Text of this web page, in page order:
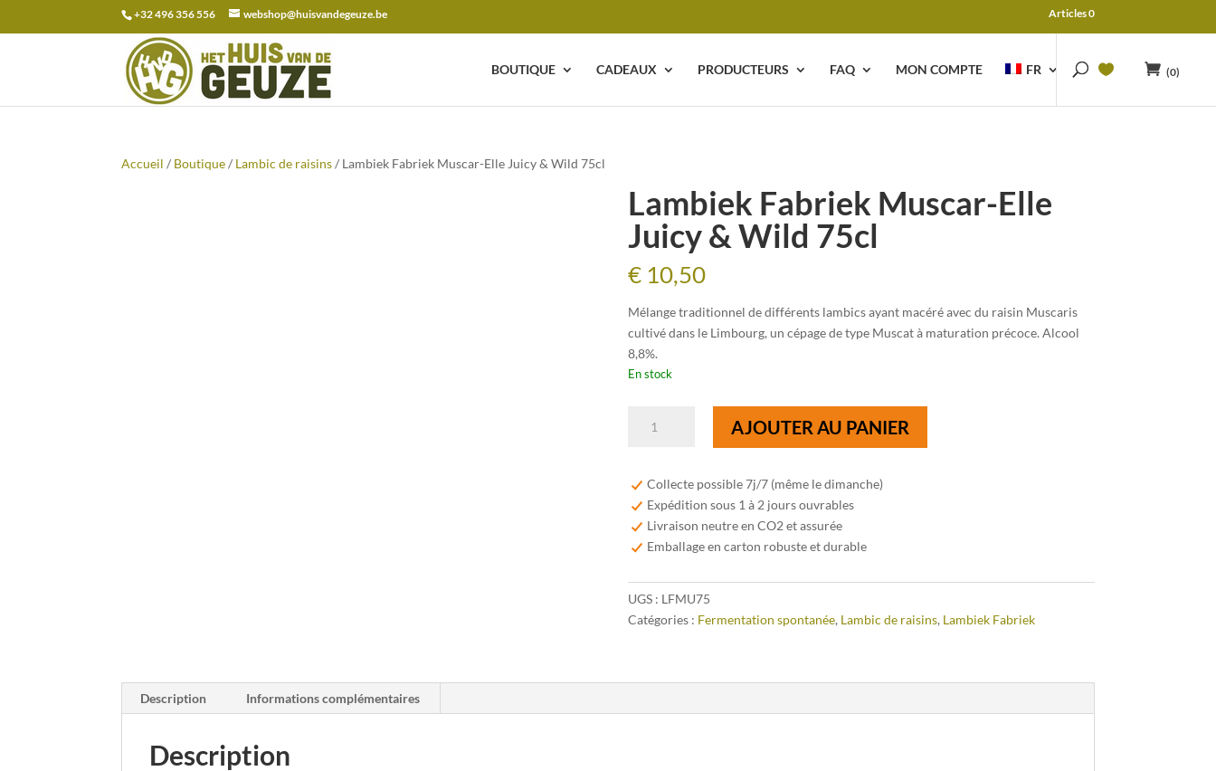
+32 496 356 556 webshop@huisvandegeuze.be Articles 0
BOUTIQUE CADEAUX PRODUCTEURS FAQ MON COMPTE FR (0)
Recherche
pour :
Accueil / Boutique/ Lambic de raisins/ Lambiek Fabriek Muscar-Elle Juicy & Wild 75cl
Lambiek Fabriek Muscar-Elle
Juicy & Wild 75cl
€10,50
Mélange traditionnel de différents lambics ayant macéré avec du raisin Muscaris
cultivé dans le Limbourg, un cépage de type Muscat à maturation précoce. Alcool
8,8%.
En stock
Fabriek
Muscar-
Elle
Juicy
Wild
75cl
AJOUTER AU PANIER
Collecte possible 7j/7 (même le dimanche)
Expédition sous 1 à 2 jours ouvrables
Livraison neutre en CO2 et assurée
Emballage en carton robuste et durable
UGS : LFMU75
Catégories : Fermentation spontanée, Lambic de raisins, Lambiek Fabriek
Description Informations complémentaires
Description